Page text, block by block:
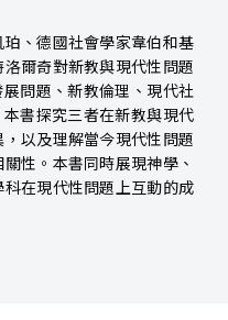
、德國社會學家韋伯和基
爾奇對新教與現代性問題
問題、新教倫理、現代社
書探究三者在新教與現代
以及理解當今現代性問題
性。本書同時展現神學、
在現代性問題上互動的成